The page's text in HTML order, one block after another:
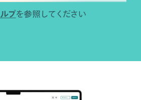
プを参照してください